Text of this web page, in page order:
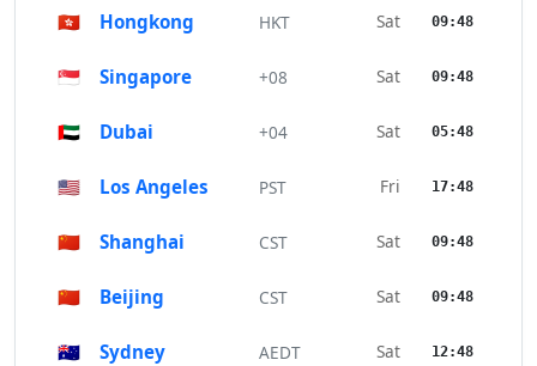
🇭🇰 Hongkong HKT Sat 09:48
🇸🇬 Singapore +08 Sat 09:48
🇦🇪 Dubai +04 Sat 05:48
🇺🇸 Los Angeles PST Fri 17:48
🇨🇳 Shanghai CST Sat 09:48
🇨🇳 Beijing CST Sat 09:48
🇦🇺 Sydney AEDT Sat 12:48